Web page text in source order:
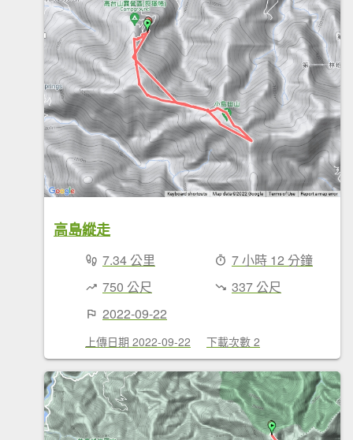
高島縱走
7.34 公里
7 小時 12 分鐘
750 公尺
337 公尺
2022-09-22
上傳日期 2022-09-22 下載次數 2